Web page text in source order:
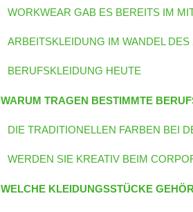
WORKWEAR GAB ES BEREITS IM
ARBEITSKLEIDUNG IM WANDEL
BERUFSKLEIDUNG HEUTE
WARUM TRAGEN BESTIMMTE
DIE TRADITIONELLEN FARBEN BEI
WERDEN SIE KREATIV BEIM
WELCHE KLEIDUNGSSTÜCKE